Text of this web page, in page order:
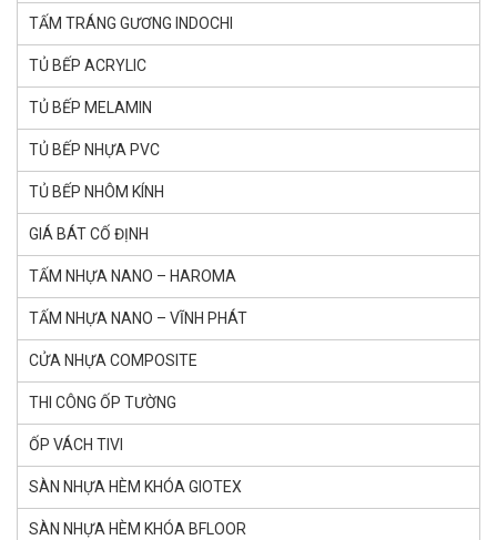
TẤM TRÁNG GƯƠNG INDOCHI
TỦ BẾP ACRYLIC
TỦ BẾP MELAMIN
TỦ BẾP NHỰA PVC
TỦ BẾP NHÔM KÍNH
GIÁ BÁT CỐ ĐỊNH
TẤM NHỰA NANO – HAROMA
TẤM NHỰA NANO – VĨNH PHÁT
CỬA NHỰA COMPOSITE
THI CÔNG ỐP TƯỜNG
ỐP VÁCH TIVI
SÀN NHỰA HÈM KHÓA GlOTEX
SÀN NHỰA HÈM KHÓA BFLOOR